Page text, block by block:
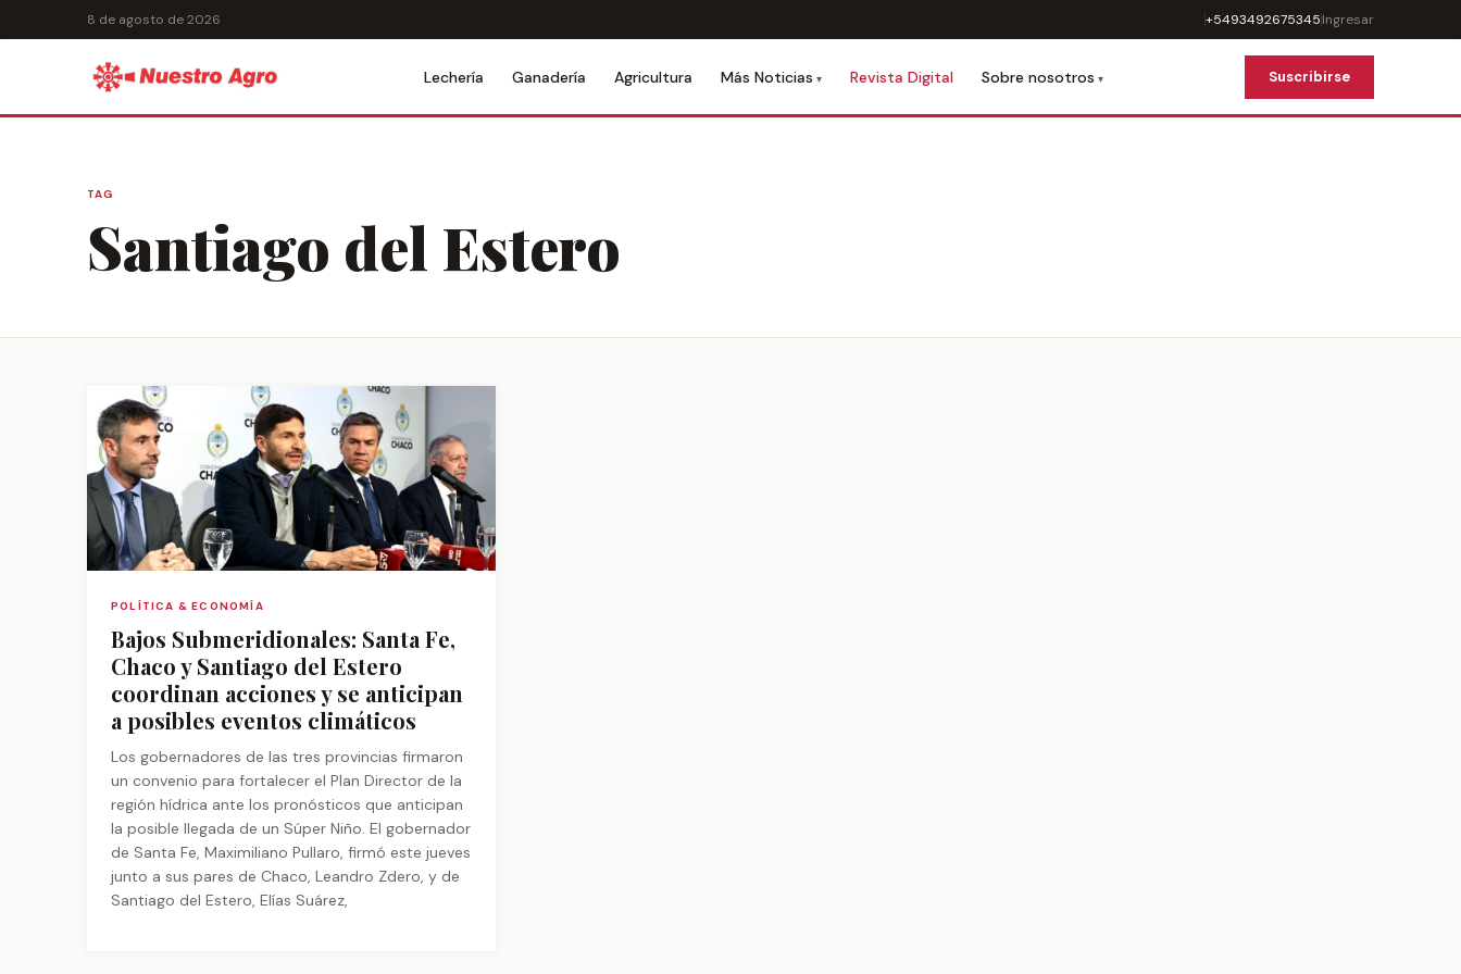
8 de agosto de 2026 +5493492675345Ingresar
Lechería Ganadería Agricultura Más Noticias Revista Digital Sobre nosotros Suscribirse
TAG
Santiago del Estero
POLÍTICA & ECONOMÍA
Bajos Submeridionales: Santa Fe,
Chaco y Santiago del Estero
coordinan acciones y se anticipan
a posibles eventos climáticos
Los gobernadores de las tres provincias firmaron
un convenio para fortalecer el Plan Director de la
región hídrica ante los pronósticos que anticipan
la posible llegada de un Súper Niño. El gobernador
de Santa Fe, Maximiliano Pullaro, firmó este jueves
junto a sus pares de Chaco, Leandro Zdero, y de
Santiago del Estero, Elías Suárez,